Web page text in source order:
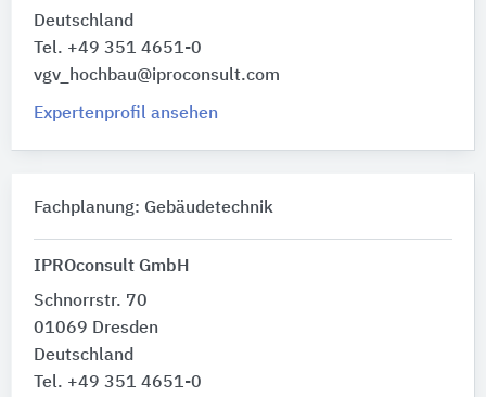
Deutschland
Tel. +49 351 4651-0
vgv_hochbau@iproconsult.com
Expertenprofil ansehen
Fachplanung: Gebäudetechnik
IPROconsult GmbH
Schnorrstr. 70
01069 Dresden
Deutschland
Tel. +49 351 4651-0